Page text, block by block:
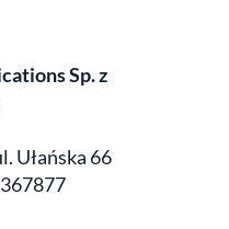
Sp. z
Ułańska 66